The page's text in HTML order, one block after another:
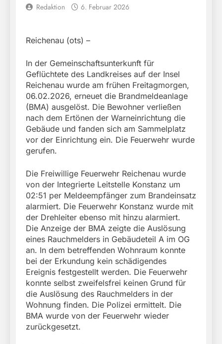
Redaktion 6. Februar 2026
Reichenau (ots) –
In der Gemeinschaftsunterkunft für
Geflüchtete des Landkreises auf der Insel
Reichenau wurde am frühen Freitagmorgen,
06.02.2026, erneuet die Brandmeldeanlage
(BMA) ausgelöst. Die Bewohner verließen
nach dem Ertönen der Warneinrichtung die
Gebäude und fanden sich am Sammelplatz
vor der Einrichtung ein. Die Feuerwehr wurde
gerufen.
Die Freiwillige Feuerwehr Reichenau wurde
von der Integrierte Leitstelle Konstanz um
02:51 per Meldeempfänger zum Brandeinsatz
alarmiert. Die Feuerwehr Konstanz wurde mit
der Drehleiter ebenso mit hinzu alarmiert.
Die Anzeige der BMA zeigte die Auslösung
eines Rauchmelders in Gebäudeteil A im OG
an. In dem betreffenden Wohnraum konnte
bei der Erkundung kein schädigendes
Ereignis festgestellt werden. Die Feuerwehr
konnte selbst zweifelsfrei keinen Grund für
die Auslösung des Rauchmelders in der
Wohnung finden. Die Polizei ermittelt. Die
BMA wurde von der Feuerwehr wieder
zurückgesetzt.